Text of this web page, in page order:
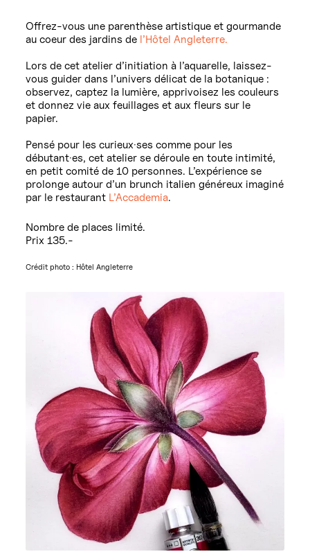
Offrez-vous une parenthèse artistique et gourmande
au coeur des jardins de l’Hôtel Angleterre.
Lors de cet atelier d’initiation à l’aquarelle, laissez-
vous guider dans l’univers délicat de la botanique :
observez, captez la lumière, apprivoisez les couleurs
et donnez vie aux feuillages et aux fleurs sur le
papier.
Pensé pour les curieux·ses comme pour les
débutant·es, cet atelier se déroule en toute intimité,
en petit comité de 10 personnes. L’expérience se
prolonge autour d’un brunch italien généreux imaginé
par le restaurant L’Accademia.
Nombre de places limité.
Prix 135.-
Crédit photo : Hôtel Angleterre